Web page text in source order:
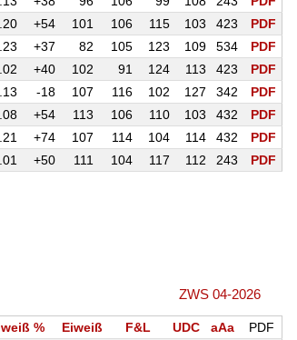
+54 101 106 115 103 423
PDF
+37 82 105 123 109 534
PDF
+40 102 91 124 113 423
PDF
-18 107 116 102 127 342
PDF
+54 113 106 110 103 432
PDF
+74 107 114 104 114 432
PDF
+50 111 104 117 112 243 PDF
ZWS 04-2026
% Eiweiß F&L UDC aAa
PDF